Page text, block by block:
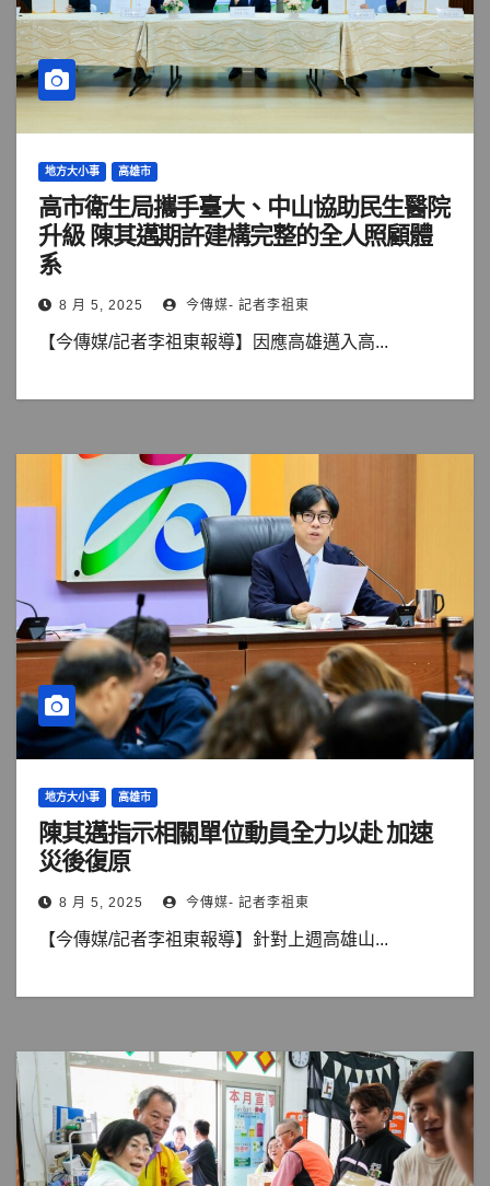
地方大小事 高雄市
高市衛生局攜手臺大、中山協助民生醫院
升級 陳其邁期許建構完整的全人照顧體
系
8 月 5, 2025 今傳媒- 記者李祖東
【今傳媒/記者李祖東報導】因應高雄邁入高...
地方大小事 高雄市
陳其邁指示相關單位動員全力以赴 加速
災後復原
8 月 5, 2025 今傳媒- 記者李祖東
【今傳媒/記者李祖東報導】針對上週高雄山...